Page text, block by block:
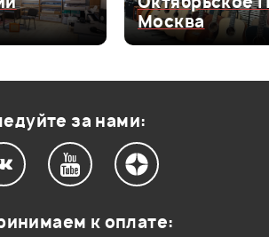
0
0
Москва
за нами:
к оплате: